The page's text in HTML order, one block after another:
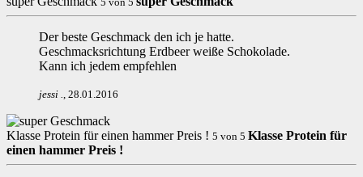
Der beste Geschmack den ich je hatte.
Geschmacksrichtung Erdbeer weiße Schokolade.
Kann ich jedem empfehlen
jessi 28.01.2016
Klasse Protein für einen hammer Preis ! 5 von 5 Klasse Protein für
einen hammer Preis !